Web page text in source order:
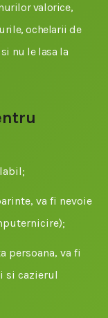
valorice,
ochelarii de
nu le lasa la
va fi nevoie
persoana, va fi
si cazierul